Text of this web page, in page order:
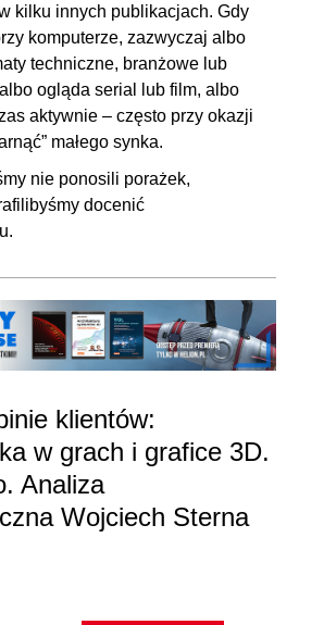
kilku innych publikacjach. Gdy
komputerze, zazwyczaj albo
techniczne, branżowe lub
ogląda serial lub film, albo
aktywnie – często przy okazji
małego synka.
nie ponosili porażek,
docenić
klientów:
w grach i grafice 3D.
Analiza
Wojciech Sterna